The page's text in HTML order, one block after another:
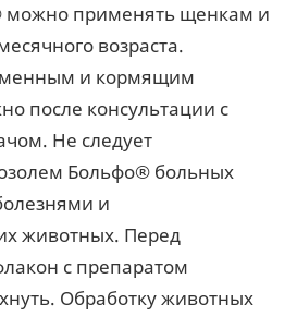
можно применять щенкам и
возраста.
и кормящим
после консультации с
Не следует
Больфо® больных
и
животных. Перед
с препаратом
Обработку животных